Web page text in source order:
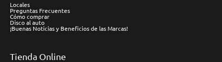
Locales
Preguntas Frecuentes
Cómo comprar
Disco al auto
¡Buenas Noticias y Beneficios de las Marcas!
Tienda Online